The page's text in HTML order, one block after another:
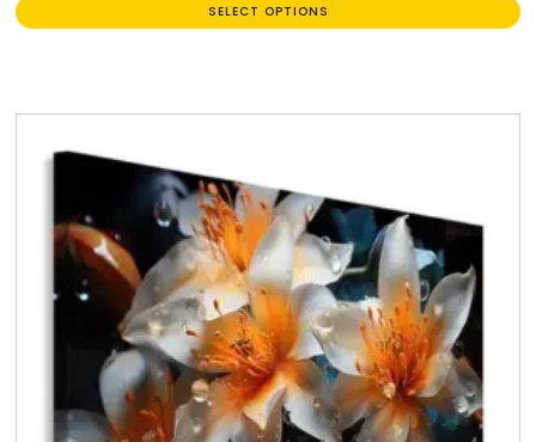
SELECT OPTIONS